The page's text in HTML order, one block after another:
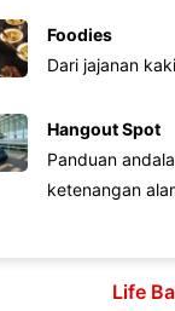
Foodies
Dari jajanan
Hangout Spot
Panduan
ketenangan
Life